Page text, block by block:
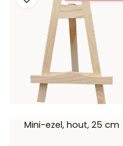
Mini-ezel, hout, 25 cm